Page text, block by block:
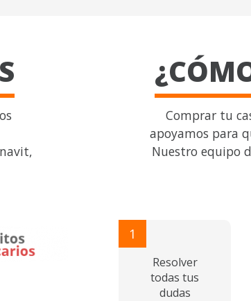
Comprar tu
apoyamos para
Nuestro equipo
1
Resolver
todas tus
dudas